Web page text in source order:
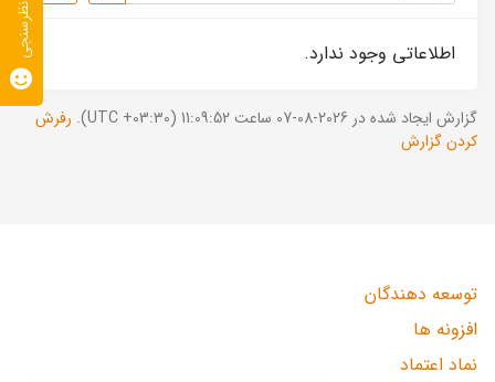
اطلاعاتی وجود ندارد.
گزارش ایجاد شده در 2026-08-07 ساعت 11:09:52 (UTC +03:30).
رفرش
کردن گزارش
توسعه دهندگان
افزونه ها
نماد اعتماد
نظرسنجی